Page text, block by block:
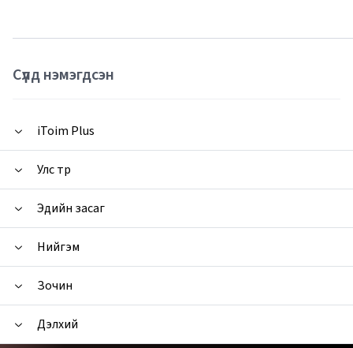
Сүүлд нэмэгдсэн
iToim Plus
Улс төр
Эдийн засаг
Нийгэм
Зочин
Дэлхий